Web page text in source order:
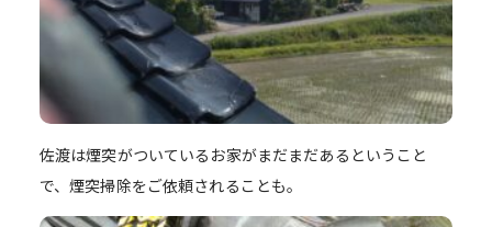
佐渡は煙突がついているお家がまだまだあるということ
で、煙突掃除をご依頼されることも。